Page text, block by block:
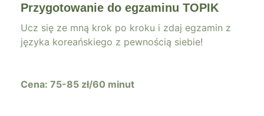
Przygotowanie do egzaminu TOPIK
Ucz się ze mną krok po kroku i zdaj egzamin z
języka koreańskiego z pewnością siebie!
Cena: 75-85 zł/60 minut